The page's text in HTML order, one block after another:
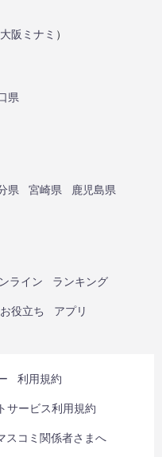
大阪ミナミ ）
県
県 宮崎県
鹿児島県
ライン ランキング
お役立ち アプリ
利用規約
サービス利用規約
スコミ関係者さまへ